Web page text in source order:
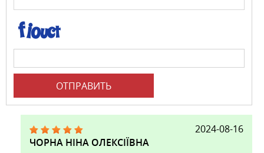
ОТПРАВИТЬ
2024-08-16
ЧОРНА НІНА ОЛЕКСІЇВНА